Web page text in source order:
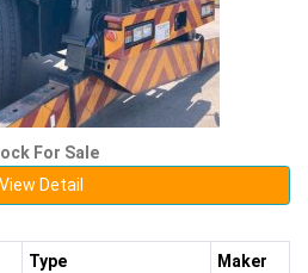
For Sale
View Detail
Type Maker